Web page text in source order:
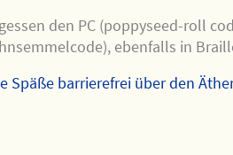
den PC (poppyseed-roll
ebenfalls in
Späße barrierefrei über den